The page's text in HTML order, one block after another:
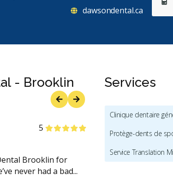
dawsondental.ca
- Brooklin
5étoiles
Brooklin for
never had a bad...
étoiles
étoiles
étoiles
étoiles
Services
Clinique dentaire
Protège-dents de
Service Translation